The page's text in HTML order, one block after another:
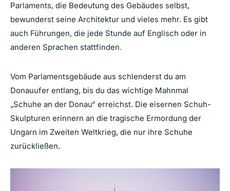
Parlaments, die Bedeutung des Gebäudes selbst,
bewunderst seine Architektur und vieles mehr. Es gibt
auch Führungen, die jede Stunde auf Englisch oder in
anderen Sprachen stattfinden.
Vom Parlamentsgebäude aus schlenderst du am
Donauufer entlang, bis du das wichtige Mahnmal
„Schuhe an der Donau“ erreichst. Die eisernen Schuh-
Skulpturen erinnern an die tragische Ermordung der
Ungarn im Zweiten Weltkrieg, die nur ihre Schuhe
zurückließen.